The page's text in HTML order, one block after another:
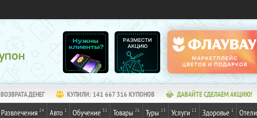
ДЕНЕГ КУПИЛИ: 141 667 316 КУПОНОВ ДАВАЙТЕ СДЕЛАЕМ АКЦИЮ!
Развлечения 24 Авто 1 Обучение 31 Товары 26 Туры 13 Услуги 12 Здоровье 1 Отели